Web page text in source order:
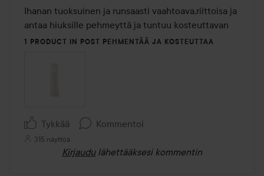
/
5
Ihanan tuoksuinen ja runsaasti vaahtoava,riittoisa ja
antaa hiuksille pehmeyttä ja tuntuu kosteuttavan
1 PRODUCT IN POST PEHMENTÄÄ JA KOSTEUTTAA
Tykkää Kommentoi
315 näyttöä
Kirjaudu lähettääksesi kommentin